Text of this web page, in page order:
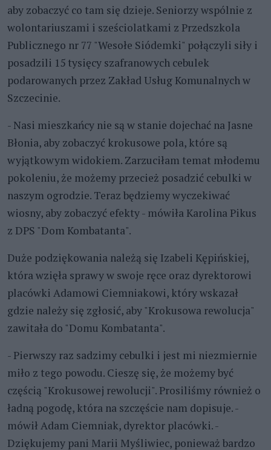
aby zobaczyć co tam się dzieje. Seniorzy wspólnie z
wolontariuszami i sześciolatkami z Przedszkola
Publicznego nr 77 "Wesołe Siódemki" połączyli siły i
posadzili 15 tysięcy szafranowych cebulek
podarowanych przez Zakład Usług Komunalnych w
Szczecinie.
- Nasi mieszkańcy nie są w stanie dojechać na Jasne
Błonia, aby zobaczyć krokusowe pola, które są
wyjątkowym widokiem. Zarzuciłam temat młodemu
pokoleniu, że możemy przecież posadzić cebulki w
naszym ogrodzie. Teraz będziemy wyczekiwać
wiosny, aby zobaczyć efekty - mówiła Karolina Pikus
z DPS "Dom Kombatanta".
Duże podziękowania należą się Izabeli Kępińskiej,
która wzięła sprawy w swoje ręce oraz dyrektorowi
placówki Adamowi Ciemniakowi, który wskazał
gdzie należy się zgłosić, aby "Krokusowa rewolucja"
zawitała do "Domu Kombatanta".
- Pierwszy raz sadzimy cebulki i jest mi niezmiernie
miło z tego powodu. Cieszę się, że możemy być
częścią "Krokusowej rewolucji". Prosiliśmy również o
ładną pogodę, która na szczęście nam dopisuje. -
mówił Adam Ciemniak, dyrektor placówki. -
Dziękujemy pani Marii Myśliwiec, ponieważ bardzo